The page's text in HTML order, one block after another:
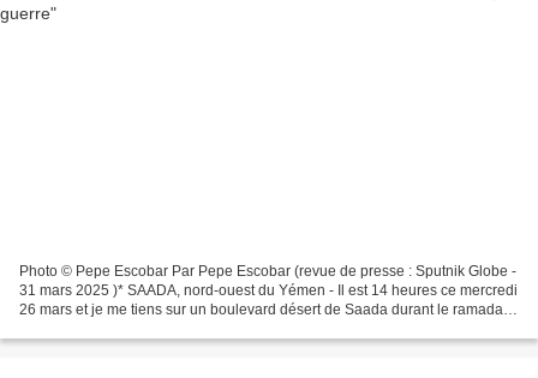
Photo © Pepe Escobar Par Pepe Escobar (revue de presse : Sputnik Globe -
31 mars 2025 )* SAADA, nord-ouest du Yémen - Il est 14 heures ce mercredi
26 mars et je me tiens sur un boulevard désert de Saada durant le ramadan,